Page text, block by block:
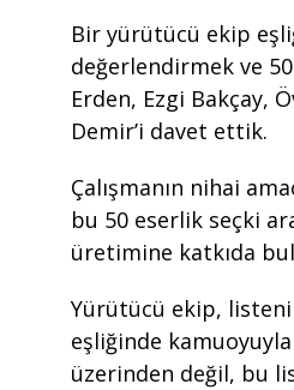
Bir yürütücü ekip
değerlendirmek ve
Erden, Ezgi Bakçay,
Demir’i davet ettik.
Çalışmanın nihai
bu 50 eserlik seçki
üretimine katkıda
Yürütücü ekip,
eşliğinde
üzerinden değil, bu